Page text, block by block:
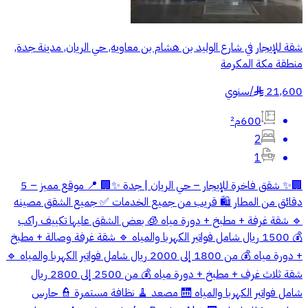
شقة للإيجار في شارع الوليد بن هشام بن معاويه, حي الريان, مدينة جدة,
منطقة مكة المكرمة
21,600
§
/سنوي
600م²
2
1
🏢✨ شقق فاخرة للإيجار – حي الريان | جدة ✨🏢 📍 موقع مميز – 5
دقائق من المطار 🛍 قريب من جميع الخدمات ✅ جميع الشقق مصينه
🔹 شقة غرفة + مطبخ + دورة مياه 🧊 بعض الشقق عليها تكييف راكب
💰 1500 ريال شامل فواتير الكهربا والمياه 🔹 شقة غرفة وصالة + مطبخ
+ دورة مياه 💰 من 1800 إلى 2000 ريال شامل فواتير الكهربا والمياه 🔹
شقة ثلاث غرف + مطبخ + دورة مياه 💰 من 2500 إلى 2800 ريال
شامل فواتير الكهربا والمياه 🛗 مصعد 🧹 نظافة مستمرة 👮 حارس